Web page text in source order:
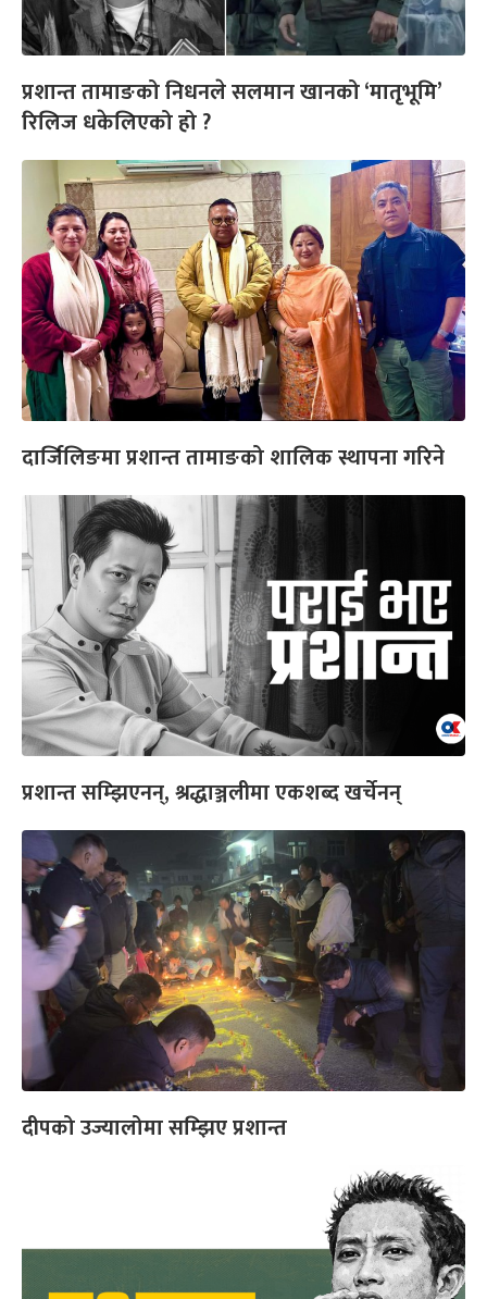
प्रशान्त तामाङको निधनले सलमान खानको ‘मातृभूमि’
रिलिज धकेलिएको हो ?
दार्जिलिङमा प्रशान्त तामाङको शालिक स्थापना गरिने
प्रशान्त सम्झिएनन्, श्रद्धाञ्जलीमा एकशब्द खर्चेनन्
दीपको उज्यालोमा सम्झिए प्रशान्त